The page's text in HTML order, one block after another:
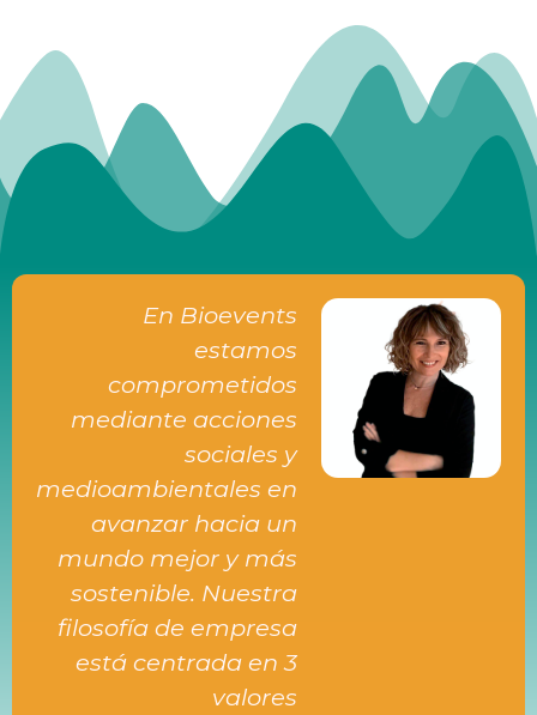
En Bioevents
estamos
comprometidos
mediante acciones
sociales y
medioambientales en
avanzar hacia un
mundo mejor y más
sostenible. Nuestra
filosofía de empresa
está centrada en 3
valores